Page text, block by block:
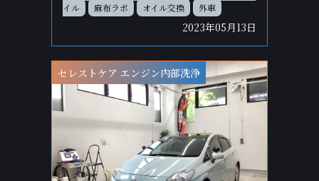
イル
麻布ラボ オイル交換 外車
2023年05月13日
セレストケア エンジン内部洗浄